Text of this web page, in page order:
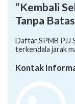
“Kembali
Tanpa
Daftar SPMB PJJ
terkendala jarak
Kontak